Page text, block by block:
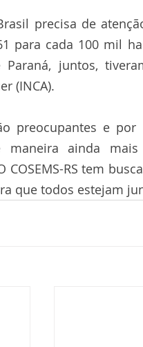
precisa de
para cada 100 mil
Paraná, juntos,
(INCA).
preocupantes e
maneira ainda
COSEMS-RS tem
que todos estejam